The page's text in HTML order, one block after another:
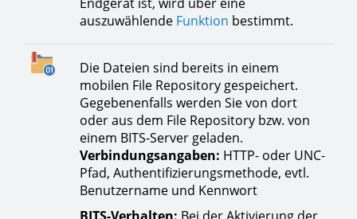
auszuwählende Funktion bestimmt.
Die Dateien sind bereits in einem
mobilen File Repository gespeichert.
Gegebenenfalls werden Sie von dort
oder aus dem File Repository bzw. von
einem BITS-Server geladen.
Verbindungsangaben: HTTP- oder UNC-
Pfad, Authentifizierungsmethode, evtl.
Benutzername und Kennwort
BITS-Verhalten: Bei der Aktivierung der